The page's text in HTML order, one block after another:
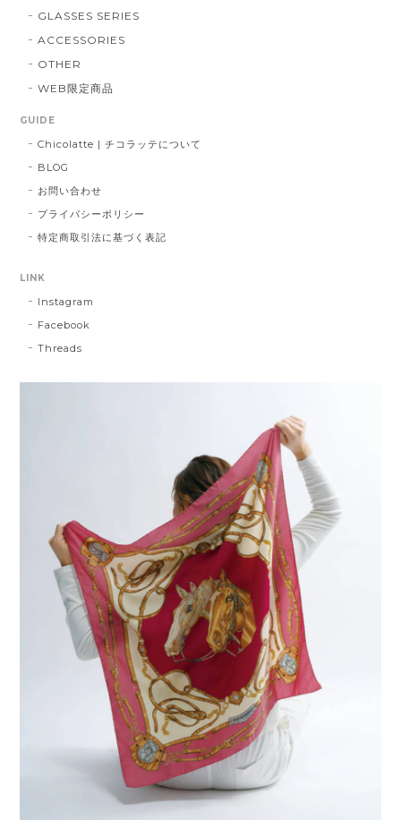
GLASSES SERIES
ACCESSORIES
OTHER
WEB限定商品
GUIDE
Chicolatte | チコラッテについて
BLOG
お問い合わせ
プライバシーポリシー
特定商取引法に基づく表記
LINK
Instagram
Facebook
Threads